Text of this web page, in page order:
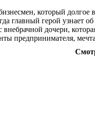
который
главный герой узнает
внебрачной дочери,
предпринимателя,